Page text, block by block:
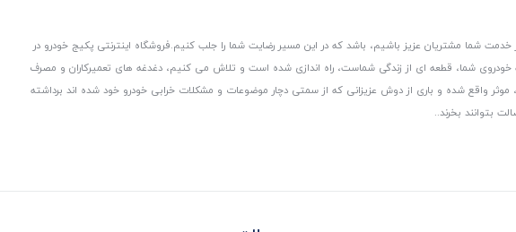
شما مشتریان عزیز باشیم، باشد که در این مسیر رضایت شما را جلب کنیم.فروشگاه اینترنتی پکیج خودرو در
خودروی شما، قطعه ای از زندگی شماست، راه اندازی شده است و تلاش می کنیم، دغدغه های تعمیرکاران و مصرف
موثر واقع شده و باری از دوش عزیزانی که از سمتی دچار موضوعات و مشکلات خرابی خودرو خود شده اند برداشته
بتوانند بخرند..